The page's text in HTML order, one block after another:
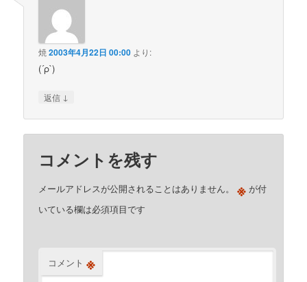
焼2003年4月22日 00:00 より:
(´ρ`)
返信 ↓
コメントを残す
メールアドレスが公開されることはありません。 ※ が付
いている欄は必須項目です
コメント ※